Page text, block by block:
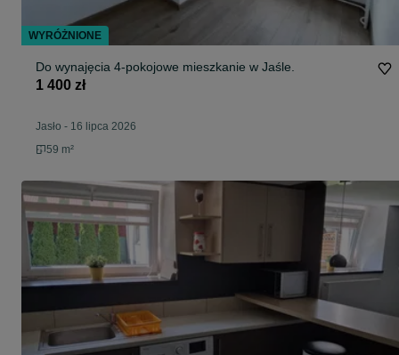
Do wynajęcia 4-pokojowe mieszkanie w Jaśle.
1 400 zł
Jasło - 16 lipca 2026
59 m²
WYRÓŻNIONE